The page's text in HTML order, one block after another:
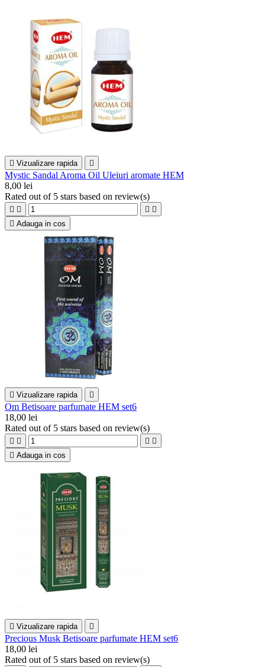
 Vizualizare rapida 
Mystic Sandal Aroma Oil Uleiuri aromate HEM
8,00 lei
Rated out of 5 stars based on review(s)
   
 Adauga in cos
 Vizualizare rapida 
Om Betisoare parfumate HEM set6
18,00 lei
Rated out of 5 stars based on review(s)
   
 Adauga in cos
 Vizualizare rapida 
Precious Musk Betisoare parfumate HEM set6
18,00 lei
Rated out of 5 stars based on review(s)